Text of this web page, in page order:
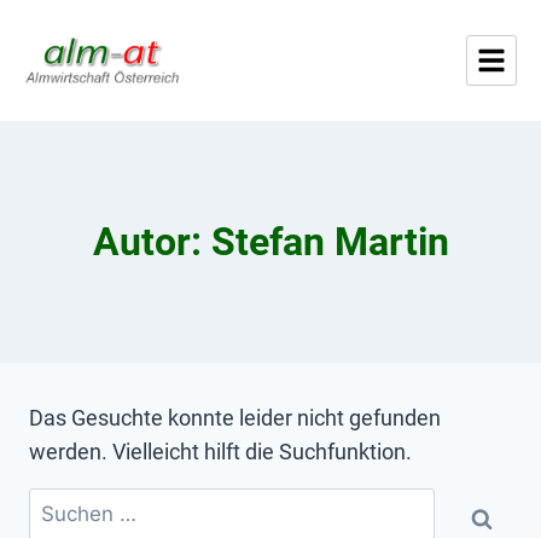
Autor: Stefan Martin
Das Gesuchte konnte leider nicht gefunden
werden. Vielleicht hilft die Suchfunktion.